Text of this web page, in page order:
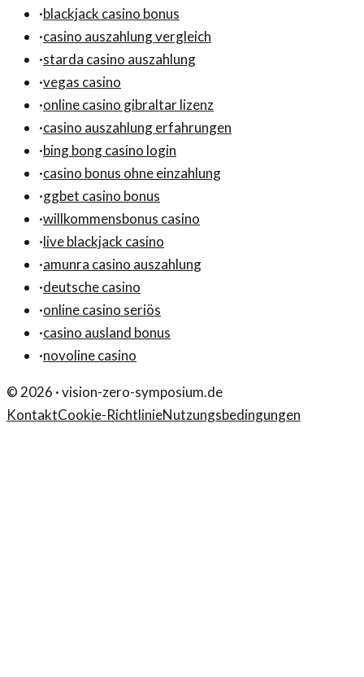
·blackjack casino bonus
·casino auszahlung vergleich
·starda casino auszahlung
·vegas casino
·online casino gibraltar lizenz
·casino auszahlung erfahrungen
·bing bong casino login
·casino bonus ohne einzahlung
·ggbet casino bonus
·willkommensbonus casino
·live blackjack casino
·amunra casino auszahlung
·deutsche casino
·online casino seriös
·casino ausland bonus
·novoline casino
© 2026 ·vision-zero-symposium.de
KontaktCookie-RichtlinieNutzungsbedingungen